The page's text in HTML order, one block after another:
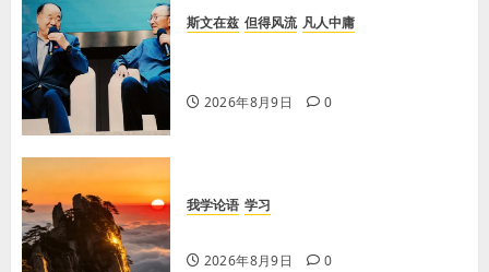
斯文在兹 但得风流 凡人中庸
2026年8月9日 0
我学论语 学习
2026年8月9日 0